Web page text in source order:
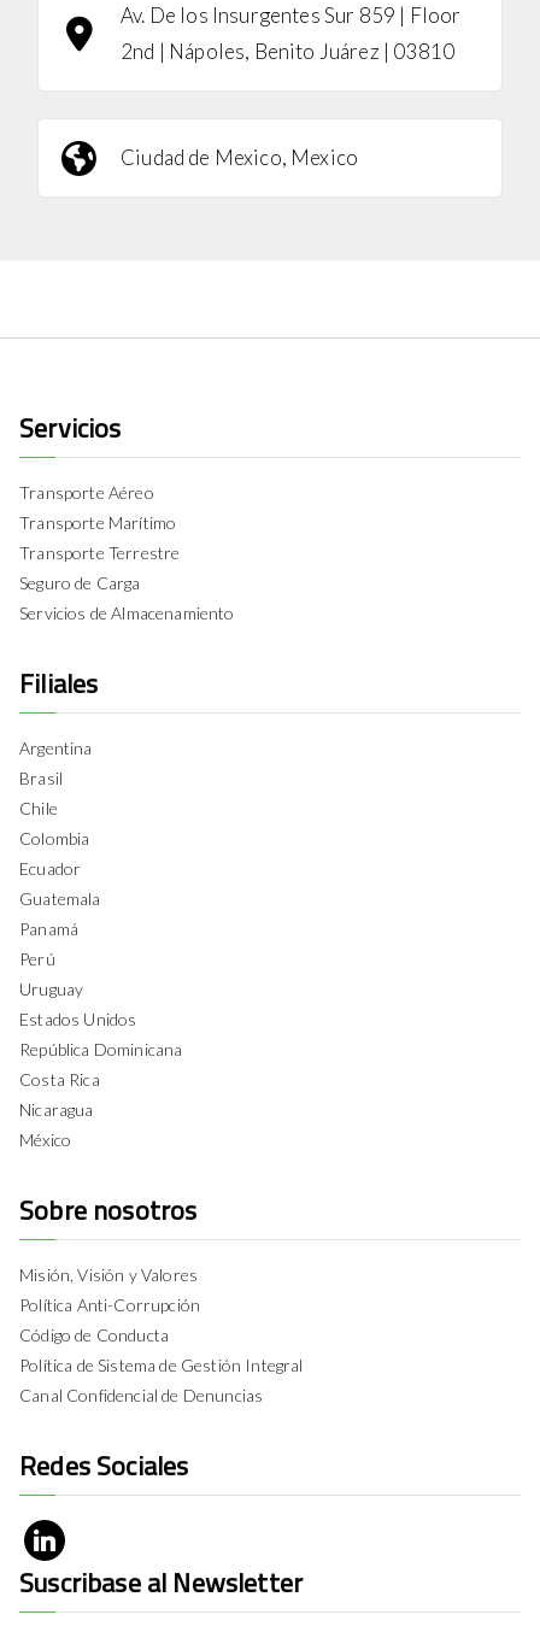
Av. De los Insurgentes Sur 859 | Floor
2nd | Nápoles, Benito Juárez | 03810
Ciudad de Mexico, Mexico
Servicios
Transporte Aéreo
Transporte Marítimo
Transporte Terrestre
Seguro de Carga
Servicios de Almacenamiento
Filiales
Argentina
Brasil
Chile
Colombia
Ecuador
Guatemala
Panamá
Perú
Uruguay
Estados Unidos
República Dominicana
Costa Rica
Nicaragua
México
Sobre nosotros
Misión, Visión y Valores
Política Anti-Corrupción
Código de Conducta
Política de Sistema de Gestión Integral
Canal Confidencial de Denuncias
Redes Sociales
Suscribase al Newsletter